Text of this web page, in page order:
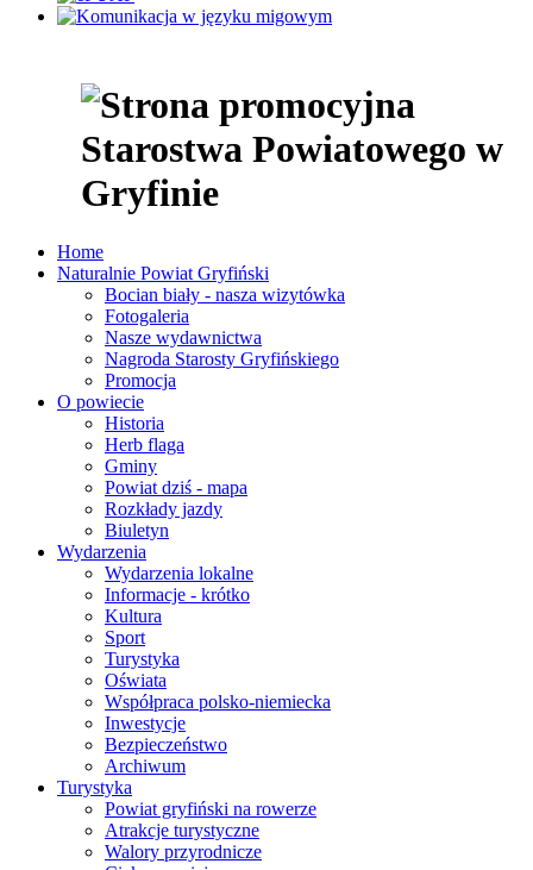
Home
Naturalnie Powiat Gryfiński
Bocian biały - nasza wizytówka
Fotogaleria
Nasze wydawnictwa
Nagroda Starosty Gryfińskiego
Promocja
O powiecie
Historia
Herb flaga
Gminy
Powiat dziś - mapa
Rozkłady jazdy
Biuletyn
Wydarzenia
Wydarzenia lokalne
Informacje - krótko
Kultura
Sport
Turystyka
Oświata
Współpraca polsko-niemiecka
Inwestycje
Bezpieczeństwo
Archiwum
Turystyka
Powiat gryfiński na rowerze
Atrakcje turystyczne
Walory przyrodnicze